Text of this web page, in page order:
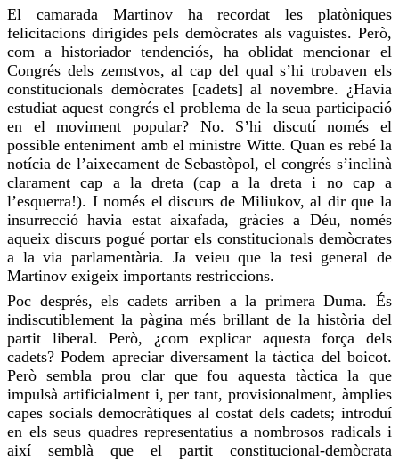
El camarada Martinovha recordat les platòniques
felicitacions dirigides pels demòcrates als vaguistes. Però,
com a historiador tendenciós, ha oblidat mencionar el
Congrés dels zemstvos, al cap del qual s’hi trobaven els
constitucionals demòcrates [cadets] al novembre. ¿Havia
estudiat aquest congrés el problema de la seua participació
en el moviment popular? No. S’hi discutí només el
possible enteniment amb el ministre Witte. Quan es rebé la
notícia de l’aixecament de Sebastòpol, el congrés s’inclinà
clarament cap a la dreta (cap a la dreta i no cap a
l’esquerra!). I només el discurs de Miliukov, al dir que la
insurrecció havia estat aixafada, gràcies a Déu, només
aqueix discurs pogué portar els constitucionals demòcrates
a la via parlamentària. Ja veieu que la tesi general de
Martinov exigeix importants restriccions.
Poc després, els cadetsarriben a la primera Duma. És
indiscutiblement la pàgina més brillant de la història del
partit liberal. Però, ¿com explicar aquesta força dels
cadets? Podem apreciar diversament la tàctica del boicot.
Però sembla prou clar quefou aquesta tàctica la que
impulsà artificialment i, per tant, provisionalment, àmplies
capes socials democràtiques al costat delscadets; introduí
en els seus quadres representatius a nombrosos radicals i
així semblà que el partit constitucional-demòcrata